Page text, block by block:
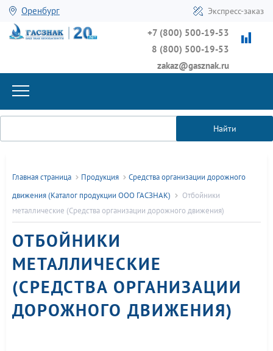
Оренбург Экспресс-заказ
+7 (800) 500-19-53
8 (800) 500-19-53
zakaz@gasznak.ru
Найти
Главная страница Продукция
Средства организации дорожного
движения (Каталог продукции ООО ГАСЗНАК)
Отбойники
металлические (Средства организации дорожного движения)
ОТБОЙНИКИ
МЕТАЛЛИЧЕСКИЕ
(СРЕДСТВА ОРГАНИЗАЦИИ
ДОРОЖНОГО ДВИЖЕНИЯ)